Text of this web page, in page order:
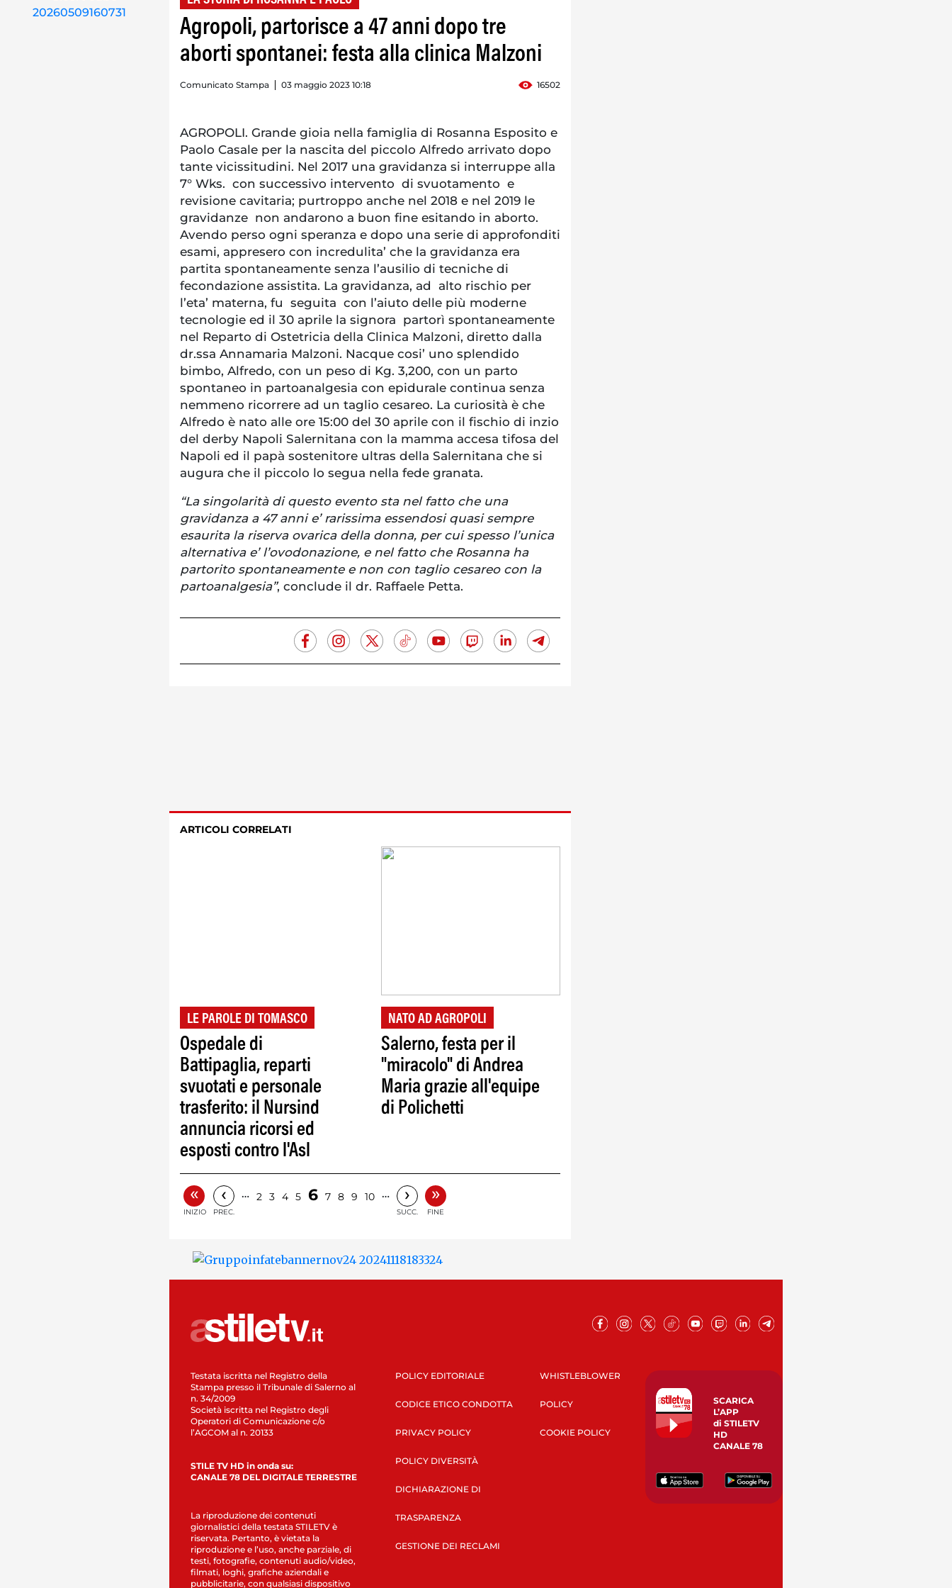
Agropoli, partorisce a 47 anni dopo tre
aborti spontanei: festa alla clinica Malzoni
Comunicato Stampa 03 maggio 2023 10:18 16502
AGROPOLI. Grande gioia nella famiglia di Rosanna Esposito e
Paolo Casale per la nascita del piccolo Alfredo arrivato dopo
tante vicissitudini. Nel 2017 una gravidanza si interruppe alla
7° Wks. con successivo intervento di svuotamento e
revisione cavitaria; purtroppo anche nel 2018 e nel 2019 le
gravidanze non andarono a buon fine esitando in aborto.
Avendo perso ogni speranza e dopo una serie di approfonditi
esami, appresero con incredulita’ che la gravidanza era
partita spontaneamente senza l’ausilio di tecniche di
fecondazione assistita. La gravidanza, ad alto rischio per
l’eta’ materna, fu seguita con l’aiuto delle più moderne
tecnologie ed il 30 aprile la signora partorì spontaneamente
nel Reparto di Ostetricia della Clinica Malzoni, diretto dalla
dr.ssa Annamaria Malzoni. Nacque cosi’ uno splendido
bimbo, Alfredo, con un peso di Kg. 3,200, con un parto
spontaneo in partoanalgesia con epidurale continua senza
nemmeno ricorrere ad un taglio cesareo. La curiosità è che
Alfredo è nato alle ore 15:00 del 30 aprile con il fischio di inzio
del derby Napoli Salernitana con la mamma accesa tifosa del
Napoli ed il papà sostenitore ultras della Salernitana che si
augura che il piccolo lo segua nella fede granata.
“La singolarità di questo evento sta nel fatto che una
gravidanza a 47 anni e’ rarissima essendosi quasi sempre
esaurita la riserva ovarica della donna, per cui spesso l’unica
alternativa e’ l’ovodonazione, e nel fatto che Rosanna ha
partorito spontaneamente e non con taglio cesareo con la
partoanalgesia”, conclude il dr. Raffaele Petta.
ARTICOLI CORRELATI
LE PAROLE DI TOMASCO
Ospedale di
Battipaglia, reparti
svuotati e personale
trasferito: il Nursind
annuncia ricorsi ed
esposti contro l'Asl
NATO AD AGROPOLI
Salerno, festa per il
"miracolo" di Andrea
Maria grazie all'equipe
di Polichetti
«
INIZIO
‹
PREC.
… 2 3 4 5 6 7 8 9 10 … ›
SUCC.
»
FINE
Testata iscritta nel Registro della
Stampa presso il Tribunale di Salerno al
n. 34/2009
Società iscritta nel Registro degli
Operatori di Comunicazione c/o
l’AGCOM al n. 20133
STILE TV HD in onda su:
CANALE 78 DEL DIGITALE TERRESTRE
La riproduzione dei contenuti
giornalistici della testata STILETV è
riservata. Pertanto, è vietata la
riproduzione e l’uso, anche parziale, di
testi, fotografie, contenuti audio/video,
filmati, loghi, grafiche aziendali e
pubblicitarie, con qualsiasi dispositivo
POLICY EDITORIALE
CODICE ETICO CONDOTTA
PRIVACY POLICY
POLICY DIVERSITÀ
DICHIARAZIONE DI
TRASPARENZA
GESTIONE DEI RECLAMI
WHISTLEBLOWER
POLICY
COOKIE POLICY
SCARICA
L’APP
di STILETV
HD
CANALE 78